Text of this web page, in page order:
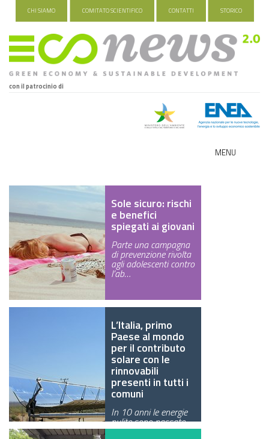
CHI SIAMO COMITATO SCIENTIFICO CONTATTI STORICO
con il patrocinio di
MENU
FOOD&TRAVEL
HEALTH&WELLNESS
GREEN TECH
Sole sicuro: rischi
e benefici
spiegati ai giovani
Parte una campagna
di prevenzione rivolta
agli adolescenti contro
l’ab…
L’Italia, primo
Paese al mondo
per il contributo
solare con le
rinnovabili
presenti in tutti i
comuni
In 10 anni le energie
pulite sono passate
dal soddisfare il